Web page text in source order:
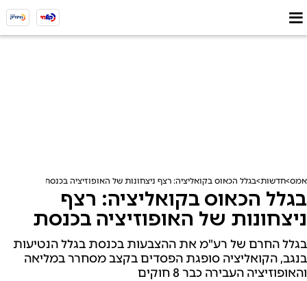
אמס חדשות בגלל הכאוס בקואליציה: רצף ניצחונות של האופוזיציה בכנסת
בגלל הכאוס בקואליציה: רצף
ניצחונות של האופוזיציה בכנסת
בגלל החרם של רע"מ את ההצבעות בכנסת בגלל הנטיעות
בנגב, הקואליציה סופגת הפסדים בקצב מסחרר במליאה
והאופוזיציה העבירה כבר 8 חוקים